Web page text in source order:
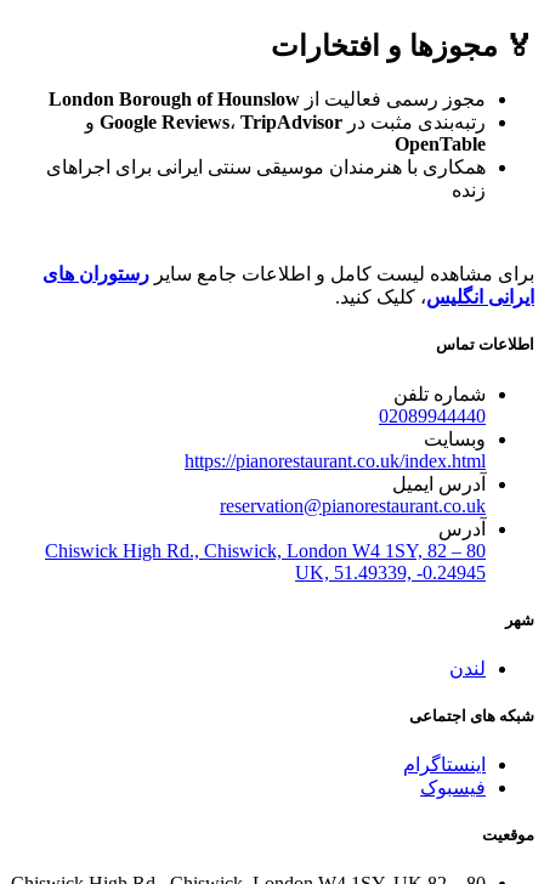
🏅 مجوزها و افتخارات
مجوز رسمی فعالیت از London Borough of Hounslow
رتبه‌بندی مثبت در
Google Reviews ،TripAdvisor
و
OpenTable
همکاری با هنرمندان موسیقی سنتی ایرانی برای اجراهای
زنده
برای مشاهده لیست کامل و اطلاعات جامع سایر رستوران های
ایرانی انگلیس ، کلیک کنید.
اطلاعات تماس
شماره تلفن
02089944440
وبسایت
https://pianorestaurant.co.uk/index.html
آدرس ایمیل
reservation@pianorestaurant.co.uk
آدرس
80 – 82 Chiswick High Rd., Chiswick, London W4 1SY,
UK, 51.49339, -0.24945
شهر
لندن
شبکه های اجتماعی
اینستاگرام
فیسبوک
موقعیت